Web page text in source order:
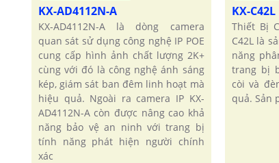
KX-AD4112N-A
KX-AD4112N-A là dòng camera
quan sát sử dụng công nghệ IP POE
cung cấp hình ảnh chất lượng 2K+
cùng với đó là công nghệ ánh sáng
kép, giám sát ban đêm linh hoạt mà
hiệu quả. Ngoài ra camera IP KX-
AD4112N-A còn được nâng cao khả
năng bảo vệ an ninh với trang bị
tính năng phát hiện người chính
xác
KX-C42L
Thiết Bị
C42L là
năng
trang bị
còi và
quả. Sản